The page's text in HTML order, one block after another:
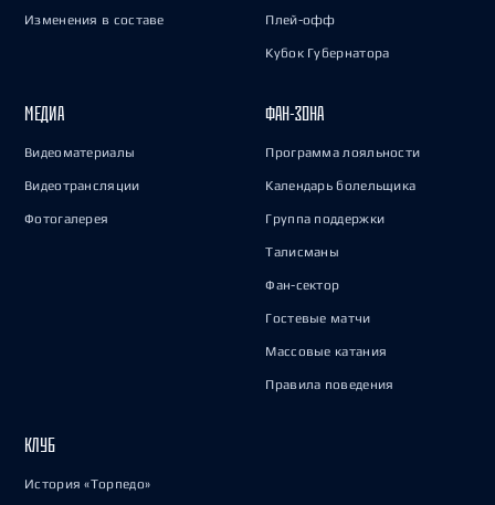
Изменения в составе Плей-офф
Кубок Губернатора
МЕДИА
Видеоматериалы
Видеотрансляции
Фотогалерея
ФАН-ЗОНА
Программа лояльности
Календарь болельщика
Группа поддержки
Талисманы
Фан-сектор
Гостевые матчи
Массовые катания
Правила поведения
КЛУБ
История «Торпедо»